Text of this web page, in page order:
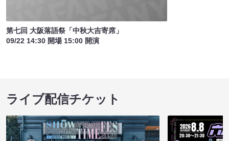
第七回 大阪落語祭「中秋大吉寄席」
09/22 14:30 開場 15:00 開演
ライブ配信チケット